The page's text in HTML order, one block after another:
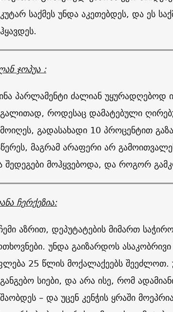
საქმეს უნდა აკეთებდეს, და ეს
ჯოპუა :
პარლამენტი ძალიან უყურადღებოდ
როდესაც დამატებული
გადასახადი 10 პროცენტით
მაგრამ არაფერი არ
შედეგები მოჰყვებოდა, და როგორ
ჩერქეზია:
აზრით, დეპუტატების მიმართ
უნდა გაიზარდოს
25 წლის მოქალაქეებს შეეძლოთ.
სიები, და არა ისე, რომ
– და უცენ კენჭის ყრაში